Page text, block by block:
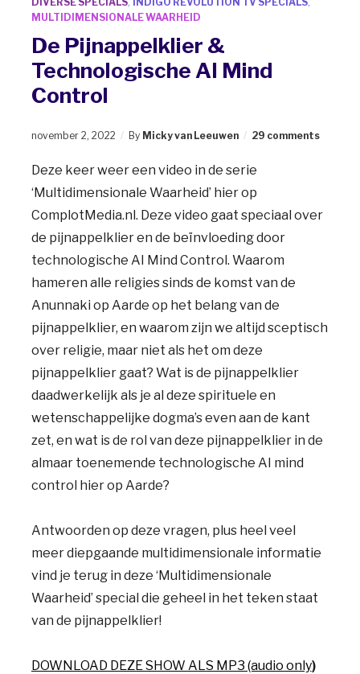
MULTIDIMENSIONALE WAARHEID
De Pijnappelklier &
Technologische AI Mind
Control
november 2, 2022 By Micky van Leeuwen 29 comments
Deze keer weer een video in de serie
‘Multidimensionale Waarheid’ hier op
ComplotMedia.nl. Deze video gaat speciaal over
de pijnappelklier en de beïnvloeding door
technologische AI Mind Control. Waarom
hameren alle religies sinds de komst van de
Anunnaki op Aarde op het belang van de
pijnappelklier, en waarom zijn we altijd sceptisch
over religie, maar niet als het om deze
pijnappelklier gaat? Wat is de pijnappelklier
daadwerkelijk als je al deze spirituele en
wetenschappelijke dogma’s even aan de kant
zet, en wat is de rol van deze pijnappelklier in de
almaar toenemende technologische AI mind
control hier op Aarde?
Antwoorden op deze vragen, plus heel veel
meer diepgaande multidimensionale informatie
vind je terug in deze ‘Multidimensionale
Waarheid’ special die geheel in het teken staat
van de pijnappelklier!
DOWNLOAD DEZE SHOW ALS MP3 (audio only)